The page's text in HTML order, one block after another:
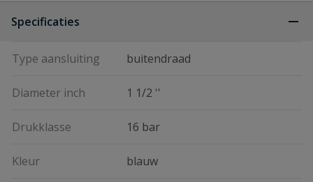
Specificaties
Type aansluiting buitendraad
Diameter inch 1 1/2 ''
Drukklasse 16 bar
Kleur blauw